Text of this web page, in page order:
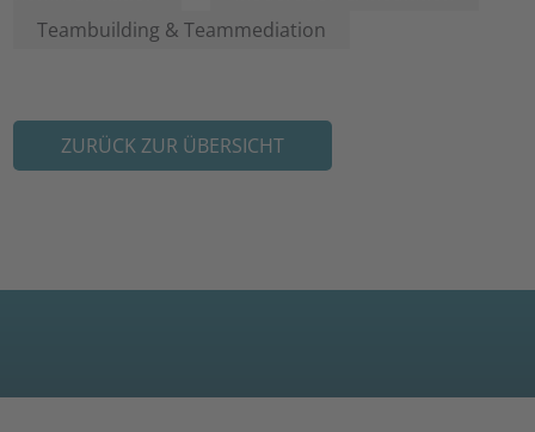
Teambuilding & Teammediation
ZURÜCK ZUR ÜBERSICHT